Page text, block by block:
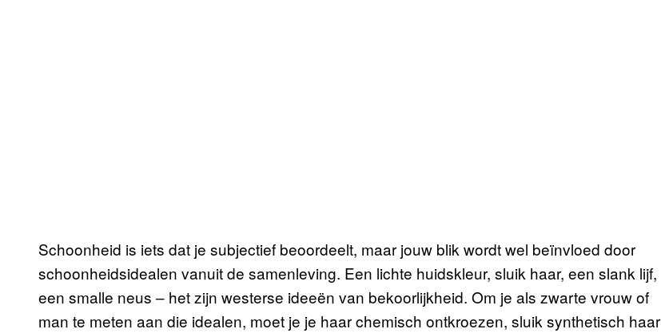
Schoonheid is iets dat je subjectief beoordeelt, maar jouw blik wordt wel beïnvloed door
schoonheidsidealen vanuit de samenleving. Een lichte huidskleur, sluik haar, een slank lijf,
een smalle neus – het zijn westerse ideeën van bekoorlijkheid. Om je als zwarte vrouw of
man te meten aan die idealen, moet je je haar chemisch ontkroezen, sluik synthetisch haar